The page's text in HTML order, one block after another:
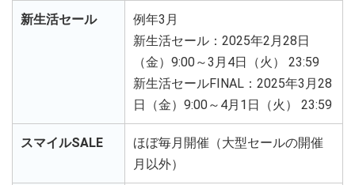
新生活セール
例年3月
新生活セール：2025年2月28日
（金）9:00～3月4日（火） 23:59
新生活セールFINAL：2025年3月28
日（金）9:00～4月1日（火） 23:59
スマイルSALE
ほぼ毎月開催（大型セールの開催
月以外）